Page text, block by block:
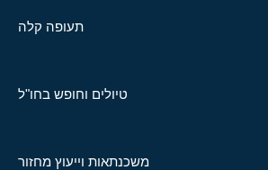
תעופה קלה
טיולים וחופש בחו"ל
משכנתאות וייעוץ מחזור